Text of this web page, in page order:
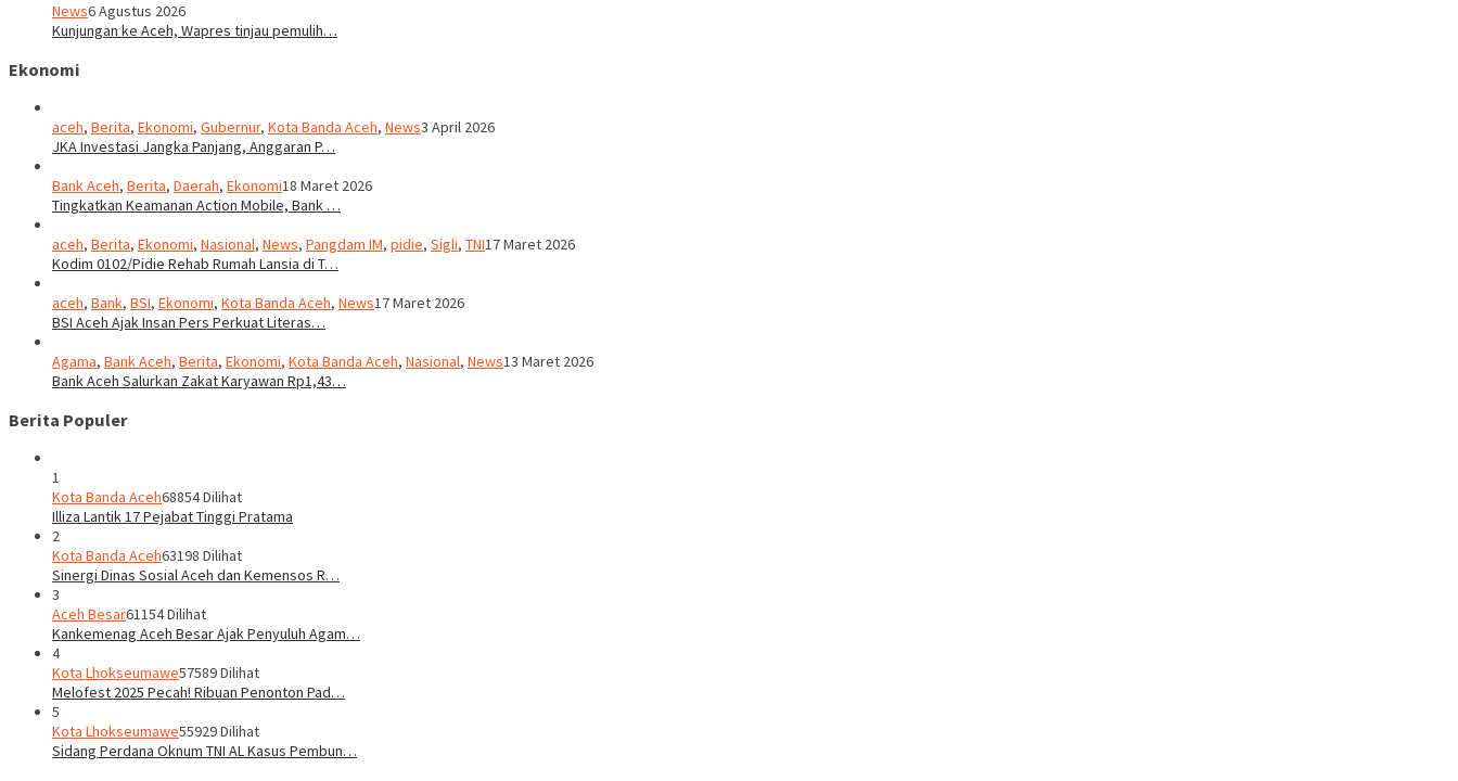
News6 Agustus 2026
Kunjungan ke Aceh, Wapres tinjau pemulih…
Ekonomi
aceh, Berita, Ekonomi, Gubernur, Kota Banda Aceh, News3 April 2026
JKA Investasi Jangka Panjang, Anggaran P…
Bank Aceh, Berita, Daerah, Ekonomi18 Maret 2026
Tingkatkan Keamanan Action Mobile, Bank …
aceh, Berita, Ekonomi, Nasional, News, Pangdam IM, pidie, Sigli, TNI17 Maret 2026
Kodim 0102/Pidie Rehab Rumah Lansia di T…
aceh, Bank, BSI, Ekonomi, Kota Banda Aceh, News17 Maret 2026
BSI Aceh Ajak Insan Pers Perkuat Literas…
Agama, Bank Aceh, Berita, Ekonomi, Kota Banda Aceh, Nasional, News13 Maret 2026
Bank Aceh Salurkan Zakat Karyawan Rp1,43…
Berita Populer
1
Kota Banda Aceh68854 Dilihat
Illiza Lantik 17 Pejabat Tinggi Pratama
2
Kota Banda Aceh63198 Dilihat
Sinergi Dinas Sosial Aceh dan Kemensos R…
3
Aceh Besar61154 Dilihat
Kankemenag Aceh Besar Ajak Penyuluh Agam…
4
Kota Lhokseumawe57589 Dilihat
Melofest 2025 Pecah! Ribuan Penonton Pad…
5
Kota Lhokseumawe55929 Dilihat
Sidang Perdana Oknum TNI AL Kasus Pembun…